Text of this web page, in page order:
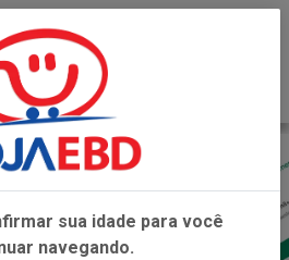
sua idade para você
navegando.